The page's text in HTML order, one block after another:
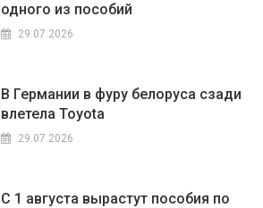
одного из пособий
29.07.2026
В Германии в фуру белоруса сзади
влетела Toyota
29.07.2026
С 1 августа вырастут пособия по